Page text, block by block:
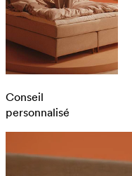
Conseil
personnalisé